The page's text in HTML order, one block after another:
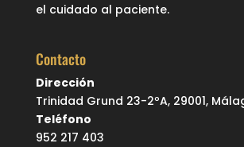
el cuidado al paciente.
Contacto
Dirección
Trinidad Grund 23-2ºA, 29001,
Teléfono
952 217 403